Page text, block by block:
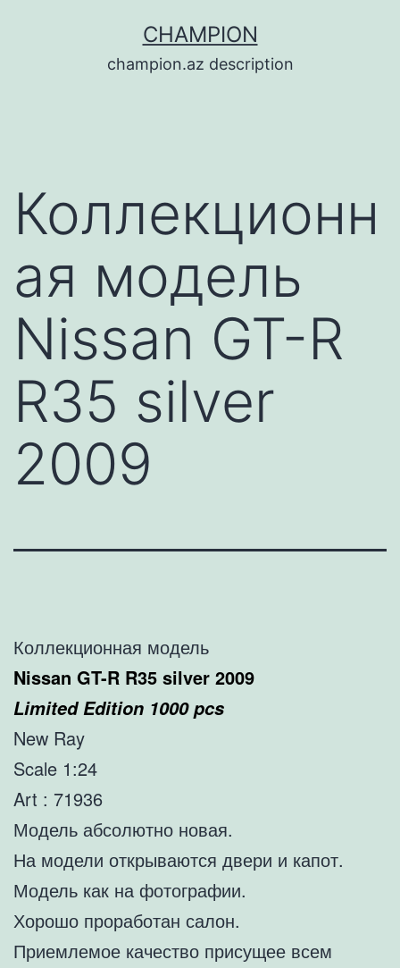
содержимому
CHAMPION
champion.az description
Коллекционн
ая модель
Nissan GT-R
R35 silver
2009
Коллекционная модель
Nissan GT-R R35 silver 2009
Limited Edition 1000 pcs
New Ray
Scale 1:24
Art : 71936
Модель абсолютно новая.
На модели открываются двери и капот.
Модель как на фотографии.
Хорошо проработан салон.
Приемлемое качество присущее всем